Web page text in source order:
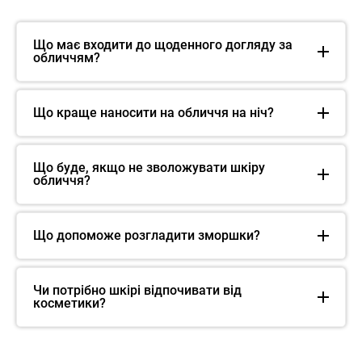
Що має входити до щоденного догляду за
обличчям?
Що краще наносити на обличчя на ніч?
Що буде, якщо не зволожувати шкіру
обличчя?
Що допоможе розгладити зморшки?
Чи потрібно шкірі відпочивати від
косметики?